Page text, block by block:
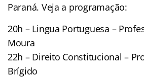
Paraná. Veja a programação:
20h – Lingua Portuguesa –
Moura
22h – Direito Constitucional –
Brígido